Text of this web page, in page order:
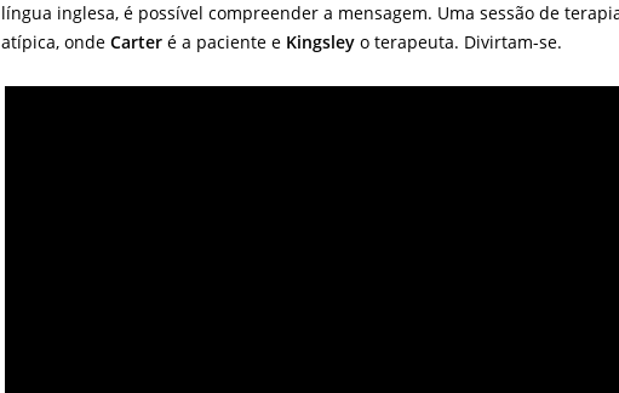
língua inglesa, é possível compreender a mensagem. Uma sessão de
atípica, ondeCarter é a paciente e Kingsley o terapeuta. Divirtam-se.